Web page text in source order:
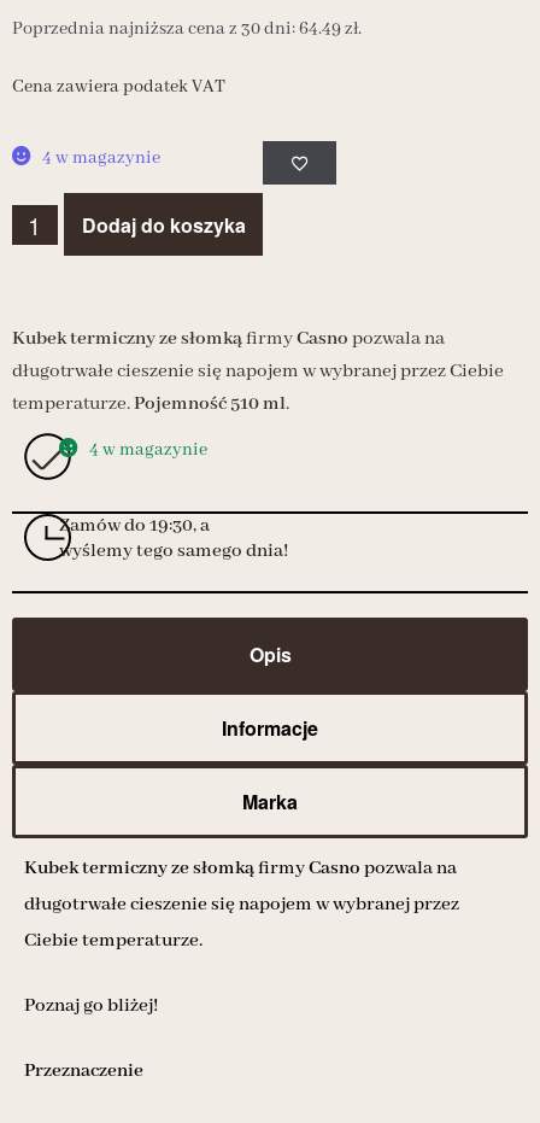
Poprzednia najniższa cena z 30 dni:64.49zł.
Cena zawiera podatek VAT
4 w magazynie
Dodaj do koszyka
Kubek termiczny ze słomkąfirmyCasno pozwala na
długotrwałe cieszenie się napojem w wybranej przez Ciebie
temperaturze.Pojemność 510 ml.
4 w magazynie
Zamów do 19:30, a
wyślemy tego samego dnia!
Opis
Informacje
Marka
Kubek termicznyze słomkąfirmyCasno pozwala na
długotrwałe cieszenie się napojem w wybranej przez
Ciebie temperaturze.
Poznaj go bliżej!
Przeznaczenie